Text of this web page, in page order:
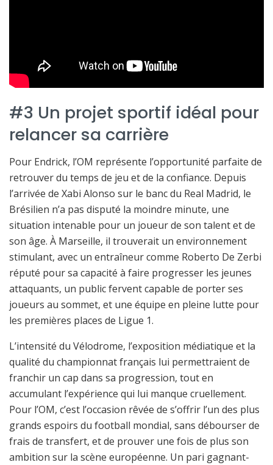
#3 Un projet sportif idéal pour
relancer sa carrière
Pour Endrick, l’OM représente l’opportunité parfaite de
retrouver du temps de jeu et de la confiance. Depuis
l’arrivée de Xabi Alonso sur le banc du Real Madrid, le
Brésilien n’a pas disputé la moindre minute, une
situation intenable pour un joueur de son talent et de
son âge. À Marseille, il trouverait un environnement
stimulant, avec un entraîneur comme Roberto De Zerbi
réputé pour sa capacité à faire progresser les jeunes
attaquants, un public fervent capable de porter ses
joueurs au sommet, et une équipe en pleine lutte pour
les premières places de Ligue 1.
L’intensité du Vélodrome, l’exposition médiatique et la
qualité du championnat français lui permettraient de
franchir un cap dans sa progression, tout en
accumulant l’expérience qui lui manque cruellement.
Pour l’OM, c’est l’occasion rêvée de s’offrir l’un des plus
grands espoirs du football mondial, sans débourser de
frais de transfert, et de prouver une fois de plus son
ambition sur la scène européenne. Un pari gagnant-